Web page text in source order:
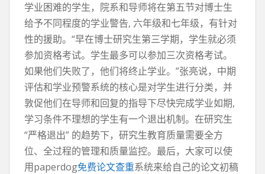
学业困难的学生，院系和导师将在第五节对博士生
给予不同程度的学业警告, 六年级和七年级，有针对
性的援助。“早在博士研究生第三学期，学生就必须
参加资格考试。学生最多可以参加三次资格考试。
如果他们失败了，他们将终止学业。”张亮说，中期
评估和学业预警系统的核心是对学生进行分类，并
敦促他们在导师和回复的指导下尽快完成学业如期,
学习条件不理想的学生有一个退出机制。在研究生
“严格退出” 的趋势下，研究生教育质量需要全方
位、全过程的管理和质量监控。最后，大家可以使
用paperdog免费论文查重系统来给自己的论文初稿